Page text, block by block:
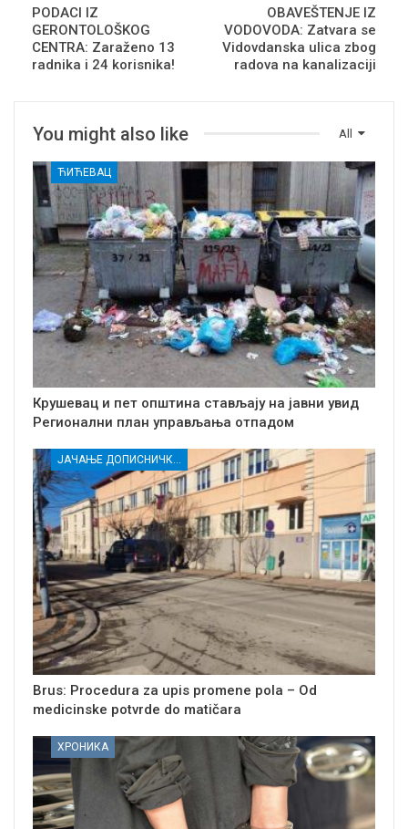
PODACI IZ
GERONTOLOŠKOG
CENTRA: Zaraženo 13
radnika i 24 korisnika!
OBAVEŠTENJE IZ
VODOVODA: Zatvara se
Vidovdanska ulica zbog
radova na kanalizaciji
All
You might also like
ЋИЋЕВАЦ
Крушевац и пет општина стављају на јавни увид
Регионални план управљања отпадом
ЈАЧАЊЕ ДОПИСНИЧКЕ МРЕЖЕ НЕЗАВИСНИХ МЕДИЈА У РАСИНСКОМ ОКРУГУ
Brus: Procedura za upis promene pola – Od
medicinske potvrde do matičara
ХРОНИКА